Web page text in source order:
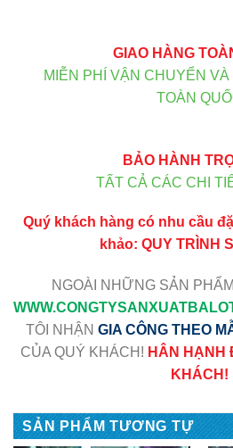
GIAO HÀNG
MIỄN PHÍ VẬN CHUYỂN
TOÀN
BẢO HÀNH
TẤT CẢ CÁC CHI
Quý khách hàng có nhu cầu
khảo: QUY TRÌNH
NGOÀI NHỮNG SẢN
WWW
TÔI NHẬN GIA CÔNG THEO
CỦA QUÝ KHÁCH! HÂN HẠNH
KHÁCH!
SẢN PHẨM TƯƠNG TỰ